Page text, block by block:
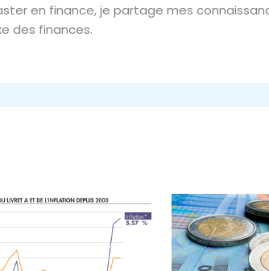
en finance, je partage mes
des finances.